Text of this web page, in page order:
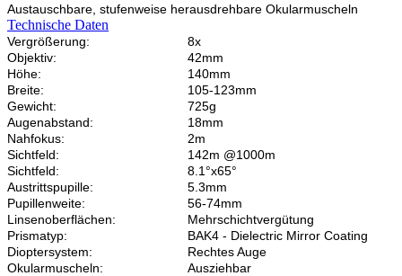
Austauschbare, stufenweise herausdrehbare Okularmuscheln
Technische Daten
Vergrößerung:
8x
Objektiv:
42mm
Höhe:
140mm
Breite:
105-123mm
Gewicht:
725g
Augenabstand:
18mm
Nahfokus:
2m
Sichtfeld:
142m @1000m
Sichtfeld:
8.1°x65°
Austrittspupille:
5.3mm
Pupillenweite:
56-74mm
Linsenoberflächen:
Mehrschichtvergütung
Prismatyp:
BAK4 - Dielectric Mirror Coating
Dioptersystem:
Rechtes Auge
Okularmuscheln:
Ausziehbar